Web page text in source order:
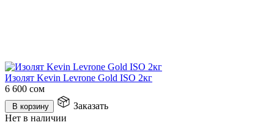
Изолят Kevin Levrone Gold ISO 2кг
6 600 сом
В корзину
Заказать
Нет в наличии